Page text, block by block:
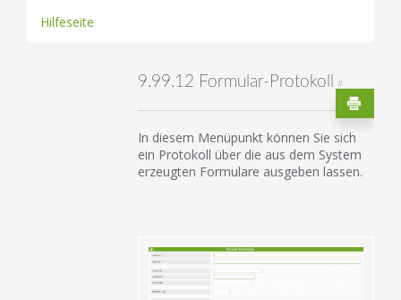
Hilfeseite
9.99.12 Formular-Protokoll #
In diesem Menüpunkt können Sie sich
ein Protokoll über die aus dem System
erzeugten Formulare ausgeben lassen.